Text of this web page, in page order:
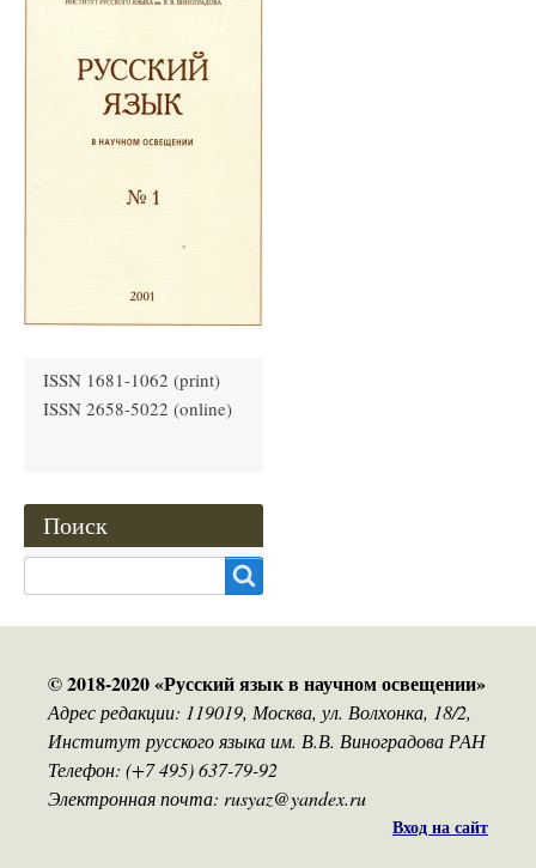
ISSN 1681-1062 (print)
ISSN 2658-5022 (online)
Поиск
© 2018-2020 «Русский язык в научном освещении»
Адрес редакции: 119019, Москва, ул. Волхонка, 18/2,
Институт русского языка им. В.В. Виноградова РАН
Телефон: (+7 495) 637-79-92
Электронная почта: rusyaz@yandex.ru
Вход на сайт